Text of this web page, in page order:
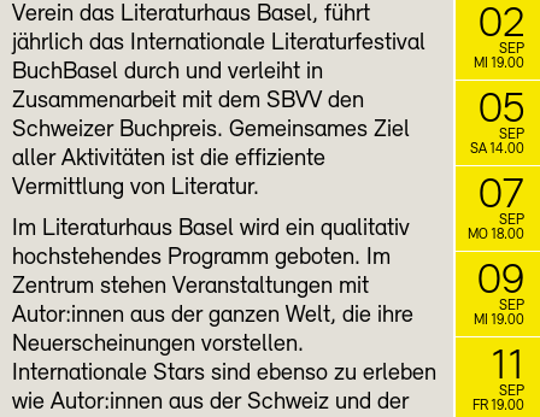
Verein das Literaturhaus Basel, führt
jährlich das Internationale Literaturfestival
BuchBasel durch und verleiht in
Zusammenarbeit mit dem SBVV den
Schweizer Buchpreis. Gemeinsames Ziel
aller Aktivitäten ist die effiziente
Vermittlung von Literatur.
Im Literaturhaus Basel wird ein qualitativ
hochstehendes Programm geboten. Im
Zentrum stehen Veranstaltungen mit
Autor:innen aus der ganzen Welt, die ihre
Neuerscheinungen vorstellen.
Internationale Stars sind ebenso zu erleben
wie Autor:innen aus der Schweiz und der
02
SEP
MI 19.00
05
SEP
SA 14.00
07
SEP
MO 18.00
09
SEP
MI 19.00
11
SEP
FR 19.00